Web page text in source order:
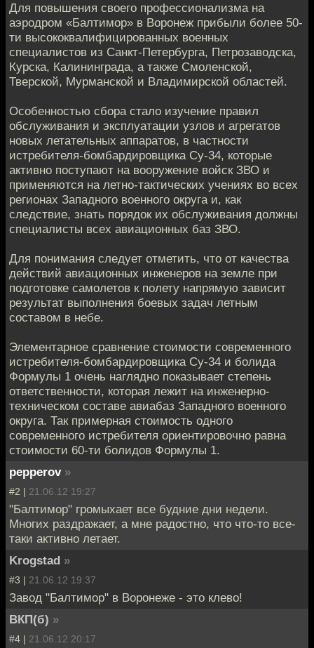
Для повышения своего профессионализма на
аэродром «Балтимор» в Воронеж прибыли более 50-
ти высококвалифицированных военных
специалистов из Санкт-Петербурга, Петрозаводска,
Курска, Калининграда, а также Смоленской,
Тверской, Мурманской и Владимирской областей.
Особенностью сбора стало изучение правил
обслуживания и эксплуатации узлов и агрегатов
новых летательных аппаратов, в частности
истребителя-бомбардировщика Су-34, которые
активно поступают на вооружение войск ЗВО и
применяются на летно-тактических учениях во всех
регионах Западного военного округа и, как
следствие, знать порядок их обслуживания должны
специалисты всех авиационных баз ЗВО.
Для понимания следует отметить, что от качества
действий авиационных инженеров на земле при
подготовке самолетов к полету напрямую зависит
результат выполнения боевых задач летным
составом в небе.
Элементарное сравнение стоимости современного
истребителя-бомбардировщика Су-34 и болида
Формулы 1 очень наглядно показывает степень
ответственности, которая лежит на инженерно-
техническом составе авиабаз Западного военного
округа. Так примерная стоимость одного
современного истребителя ориентировочно равна
стоимости 60-ти болидов Формулы 1.
pepperov »
#2 | 21.06.12 19:27
"Балтимор" громыхает все будние дни недели.
Многих раздражает, а мне радостно, что что-то все-
таки активно летает.
Krogstad »
#3 | 21.06.12 19:37
Завод "Балтимор" в Воронеже - это клево!
ВКП(б) »
#4 | 21.06.12 20:17